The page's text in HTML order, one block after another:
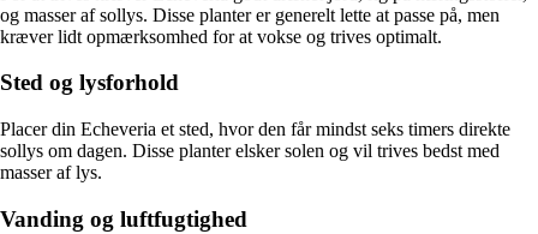
og masser af sollys. Disse planter er generelt lette at passe på, men
kræver lidt opmærksomhed for at vokse og trives optimalt.
Sted og lysforhold
Placer din Echeveria et sted, hvor den får mindst seks timers direkte
sollys om dagen. Disse planter elsker solen og vil trives bedst med
masser af lys.
Vanding og luftfugtighed